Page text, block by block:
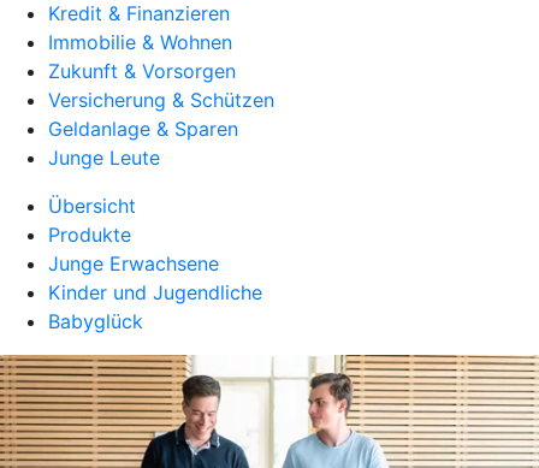
Kredit & Finanzieren
Immobilie & Wohnen
Zukunft & Vorsorgen
Versicherung & Schützen
Geldanlage & Sparen
Junge Leute
Übersicht
Produkte
Junge Erwachsene
Kinder und Jugendliche
Babyglück